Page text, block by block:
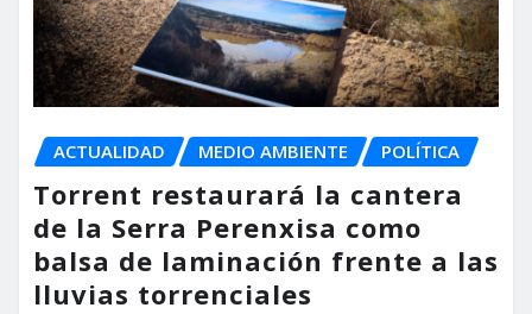
ACTUALIDAD MEDIO AMBIENTE POLÍTICA
Torrent restaurará la cantera
de la Serra Perenxisa como
balsa de laminación frente a las
lluvias torrenciales